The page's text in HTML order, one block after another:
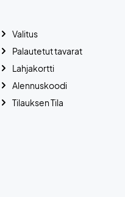
Valitus
Palautetut tavarat
Lahjakortti
Alennuskoodi
Tilauksen Tila